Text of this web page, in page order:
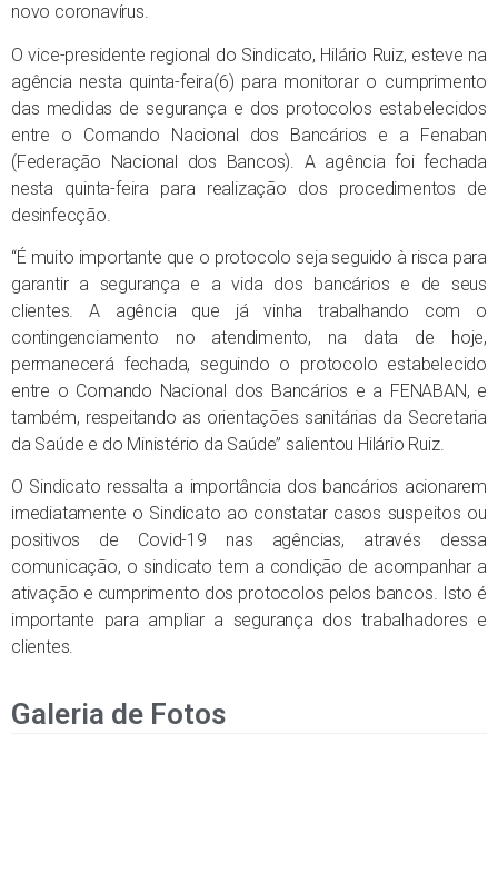
novo coronavírus.
O vice-presidente regional do Sindicato, Hilário Ruiz, esteve na
agência nesta quinta-feira(6) para monitorar o cumprimento
das medidas de segurança e dos protocolos estabelecidos
entre o Comando Nacional dos Bancários e a Fenaban
(Federação Nacional dos Bancos). A agência foi fechada
nesta quinta-feira para realização dos procedimentos de
desinfecção.
“É muito importante que o protocolo seja seguido à risca para
garantir a segurança e a vida dos bancários e de seus
clientes. A agência que já vinha trabalhando com o
contingenciamento no atendimento, na data de hoje,
permanecerá fechada, seguindo o protocolo estabelecido
entre o Comando Nacional dos Bancários e a FENABAN, e
também, respeitando as orientações sanitárias da Secretaria
da Saúde e do Ministério da Saúde” salientou Hilário Ruiz.
O Sindicato ressalta a importância dos bancários acionarem
imediatamente o Sindicato ao constatar casos suspeitos ou
positivos de Covid-19 nas agências, através dessa
comunicação, o sindicato tem a condição de acompanhar a
ativação e cumprimento dos protocolos pelos bancos. Isto é
importante para ampliar a segurança dos trabalhadores e
clientes.
Galeria de Fotos